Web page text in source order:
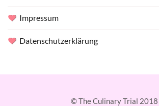
Impressum
Datenschutzerklärung
© The Culinary Trial 2018